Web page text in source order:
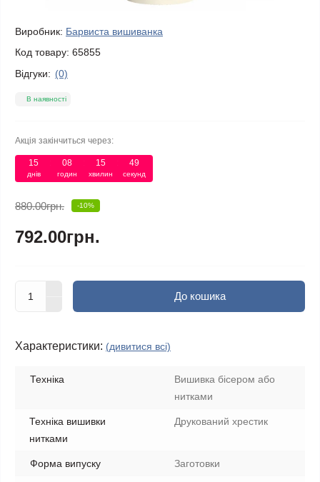
Виробник: Барвиста вишиванка
Код товару: 65855
Відгуки: (0)
В наявності
Акція закінчиться через:
15
днів
08
годин
15
хвилин
49
секунд
880.00грн. -10%
792.00грн.
До кошика
Характеристики: (дивитися всі)
Техніка
Вишивка бісером або
нитками
Техніка вишивки
нитками
Друкований хрестик
Форма випуску Заготовки